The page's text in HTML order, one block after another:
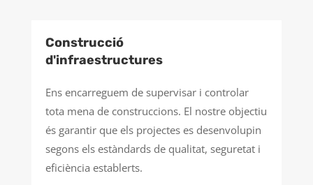
Construcció
d'infraestructures
Ens encarreguem de supervisar i controlar
tota mena de construccions. El nostre objectiu
és garantir que els projectes es desenvolupin
segons els estàndards de qualitat, seguretat i
eficiència establerts.